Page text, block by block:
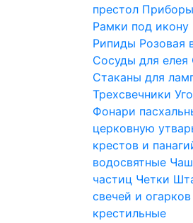
престол
Рамки под икону
Рипиды Розовая
Сосуды для елея
Стаканы для
Трехсвечники
Фонари
церковную
крестов и
водосвятные
частиц Четки
свечей и огарков
крестильные